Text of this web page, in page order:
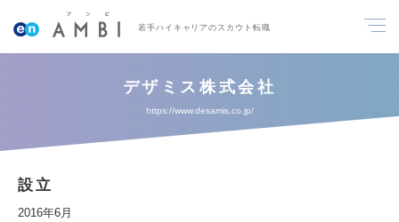
若手ハイキャリアのスカウト転職
デザミス株式会社
https://www.desamis.co.jp/
設立
2016年6月